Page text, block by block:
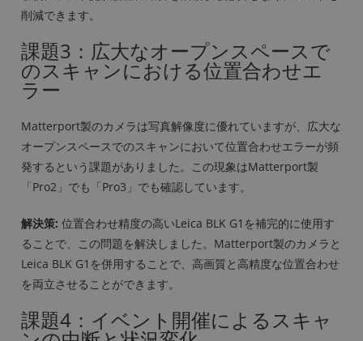
削減できます。
課題3：広大なオープンスペースで
のスキャンにおける位置合わせエ
ラー
Matterport製のカメラは写真解像度に優れていますが、広大な
オープンスペースでのスキャンにおいて位置合わせエラーが頻
発するという課題がありました。この現象はMatterport製
「Pro2」でも「Pro3」でも確認しています。
解決策: 位置合わせ精度の高いLeica BLK G1を補完的に使用す
ることで、この問題を解決しました。Matterport製のカメラと
Leica BLK G1を併用することで、高画質と高精度な位置合わせ
を両立させることができます。
課題4：イベント開催によるスキャ